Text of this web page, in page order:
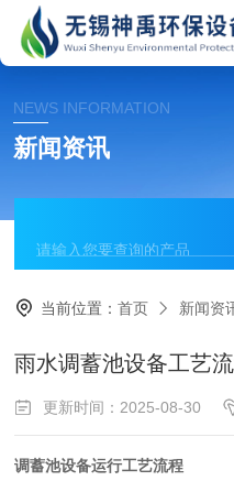
NEWS INFORMATION
新闻资讯
当前位置：首页 新闻资
雨水调蓄池设备工艺
更新时间：2025-08-30
调蓄池设备运行工艺流程